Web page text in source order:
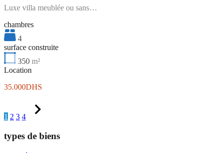
Luxe villa meublée ou sans…
chambres
4
surface construite
350 m²
Location
35.000DHS
1 2 3 4
types de biens